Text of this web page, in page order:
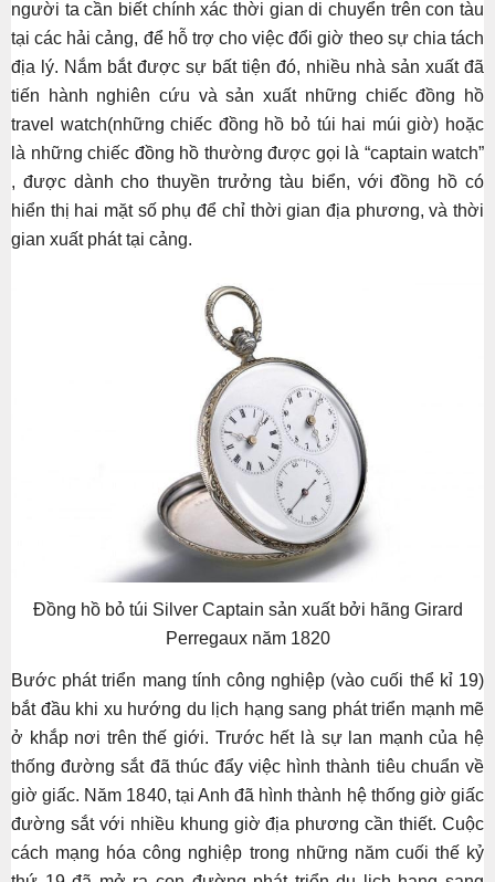
người ta cần biết chính xác thời gian di chuyển trên con tàu
tại các hải cảng, để hỗ trợ cho việc đổi giờ theo sự chia tách
địa lý. Nắm bắt được sự bất tiện đó, nhiều nhà sản xuất đã
tiến hành nghiên cứu và sản xuất những chiếc đồng hồ
travel watch(những chiếc đồng hồ bỏ túi hai múi giờ) hoặc
là những chiếc đồng hồ thường được gọi là “captain watch”
, được dành cho thuyền trưởng tàu biển, với đồng hồ có
hiển thị hai mặt số phụ để chỉ thời gian địa phương, và thời
gian xuất phát tại cảng.
Đồng hồ bỏ túi Silver Captain sản xuất bởi hãng Girard
Perregaux năm 1820
Bước phát triển mang tính công nghiệp (vào cuối thể kỉ 19)
bắt đầu khi xu hướng du lịch hạng sang phát triển mạnh mẽ
ở khắp nơi trên thế giới. Trước hết là sự lan mạnh của hệ
thống đường sắt đã thúc đẩy việc hình thành tiêu chuẩn về
giờ giấc. Năm 1840, tại Anh đã hình thành hệ thống giờ giấc
đường sắt với nhiều khung giờ địa phương cần thiết. Cuộc
cách mạng hóa công nghiệp trong những năm cuối thế kỷ